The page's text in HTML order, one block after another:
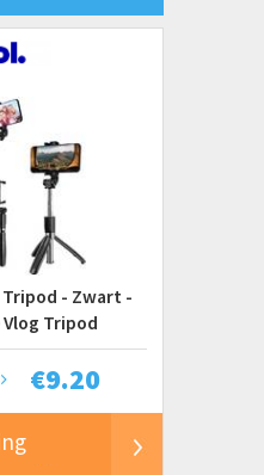
- Zwart -
Tripod
€9.20